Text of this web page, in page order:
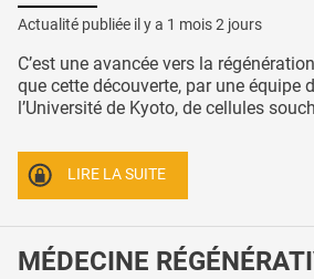
Actualité publiée il y a 1 mois 2 jours
C’est une avancée vers la
que cette découverte, par une équipe
l’Université de Kyoto, de cellules
LIRE LA SUITE
MÉDECINE